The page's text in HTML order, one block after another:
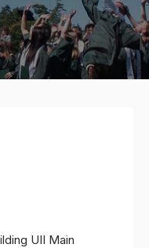
UII Main